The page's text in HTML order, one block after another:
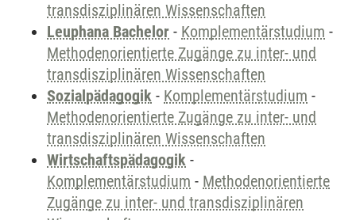
transdisziplinären Wissenschaften
Leuphana Bachelor - Komplementärstudium -
Methodenorientierte Zugänge zu inter- und
transdisziplinären Wissenschaften
Sozialpädagogik - Komplementärstudium -
Methodenorientierte Zugänge zu inter- und
transdisziplinären Wissenschaften
Wirtschaftspädagogik -
Komplementärstudium - Methodenorientierte
Zugänge zu inter- und transdisziplinären